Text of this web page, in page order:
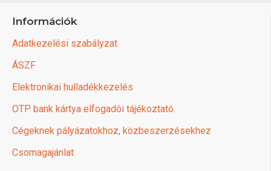
Információk
Adatkezelési szabályzat
ÁSZF
Elektronikai hulladékkezelés
OTP bank kártya elfogadói tájékoztató
Cégeknek pályázatokhoz, közbeszerzésekhez
Csomagajánlat